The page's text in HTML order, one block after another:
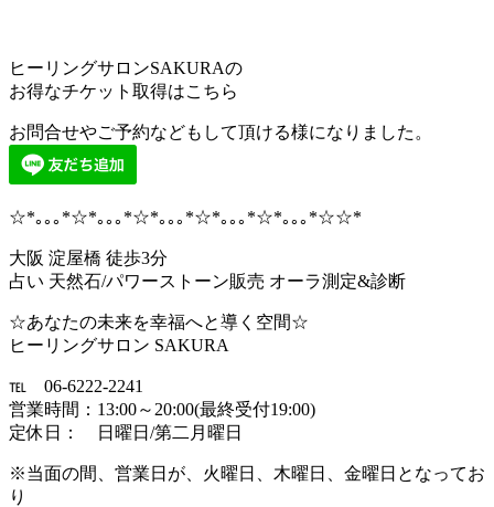
ヒーリングサロンSAKURAの
お得なチケット取得はこちら
お問合せやご予約などもして頂ける様になりました。
☆*｡｡｡*☆*｡｡｡*☆*｡｡｡*☆*｡｡｡*☆*｡｡｡*☆☆*
大阪 淀屋橋 徒歩3分
占い 天然石/パワーストーン販売 オーラ測定&診断
☆あなたの未来を幸福へと導く空間☆
ヒーリングサロン SAKURA
℡ 06-6222-2241
営業時間：13:00～20:00(最終受付19:00)
定休日： 日曜日/第二月曜日
※当面の間、営業日が、火曜日、木曜日、金曜日となってお
り